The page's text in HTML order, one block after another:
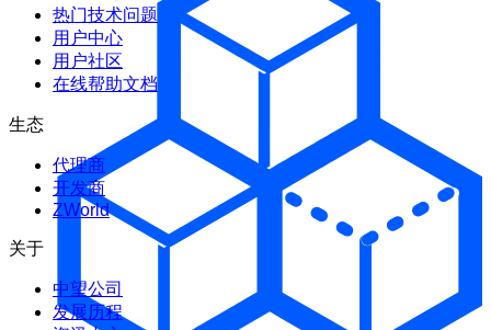
热门技术问题
用户中心
用户社区
在线帮助文档
生态
代理商
开发商
ZWorld
关于
中望公司
发展历程